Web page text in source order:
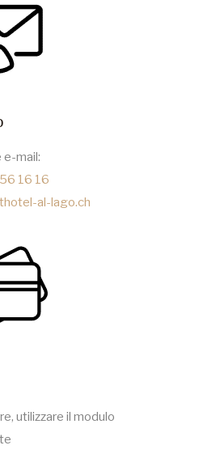
e-mail:
16 16
al-lago.ch
utilizzare il modulo